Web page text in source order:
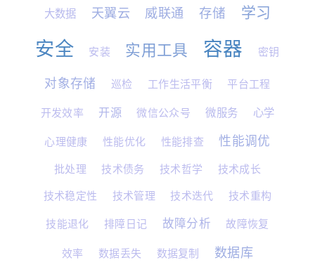
大数据 天翼云 威联通 存储 学习
安全 安装 实用工具 容器 密钥
对象存储 巡检 工作生活平衡 平台工程
开发效率 开源 微信公众号 微服务 心学
心理健康 性能优化 性能排查 性能调优
批处理 技术债务 技术哲学
技术成长
技术稳定性
技术管理 技术迭代 技术重构
技能退化 排障日记 故障分析 故障恢复
效率 数据丢失 数据复制 数据库